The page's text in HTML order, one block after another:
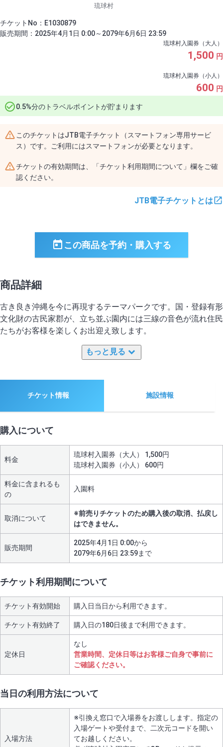
琉球村
チケットNo：E1030879
販売期間：2025年4月1日 0:00～2079年6月6日 23:59
0.5%分のトラベルポイントが貯まります
琉球村入園券（大人）
1,500 円
琉球村入園券（小人）
600 円
このチケットはJTB電子チケット（スマートフォン専用サービ
ス）です。ご利用にはスマートフォンが必要となります。
チケットの有効期間は、「チケット利用期間について」欄をご確
認ください。
JTB電子チケットとは
この商品を予約・購入する
商品詳細
古き良き沖縄を今に再現するテーマパークです。国・登録有形
文化財の古民家郡が、立ち並ぶ園内には三線の音色が流れ住民
たちがお客様を楽しくお出迎え致します。
もっと見る
チケット情報 施設情報
購入について
料金
琉球村入園券（大人） 1,500円
琉球村入園券（小人） 600円
料金に含まれるも
の
入園料
取消について
※前売りチケットのため購入後の取消、払戻し
はできません。
販売期間
2025年4月1日 0:00から
2079年6月6日 23:59まで
チケット利用期間について
チケット有効開始 購入日当日から利用できます。
チケット有効終了 購入日の180日後まで利用できます。
定休日
なし
営業時間、定休日等はお客様ご自身で事前に
ご確認ください。
当日の利用方法について
入場方法
※引換え窓口で入場券をお渡しします。指定の
入場ゲートや受付まで、二次元コードを開い
てお越しください。